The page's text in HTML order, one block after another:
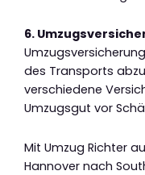
6.
des Transports
verschiedene
Umzugsgut vor
Mit Umzug Richter
Hannover nach